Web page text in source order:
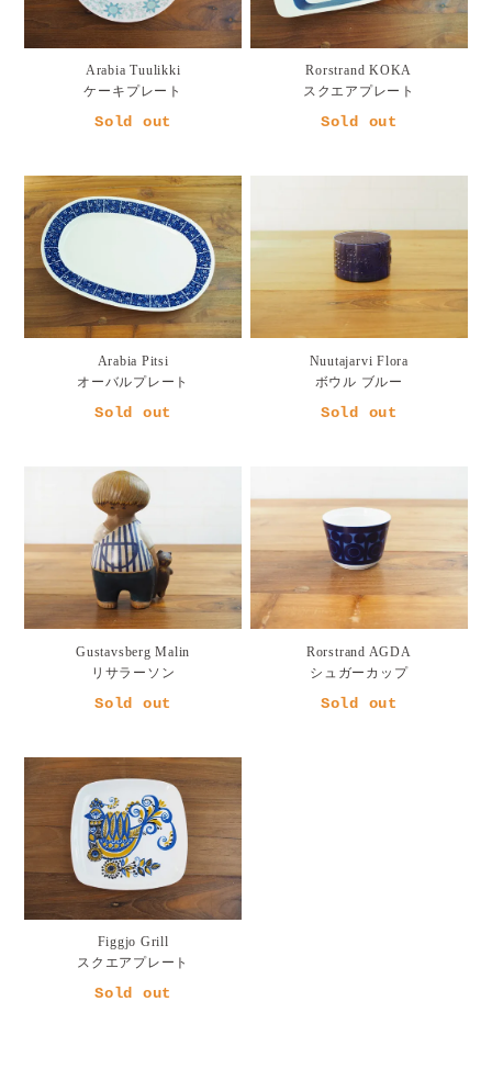
Arabia Tuulikki
ケーキプレート
Sold out
Rorstrand KOKA
スクエアプレート
Sold out
Arabia Pitsi
オーバルプレート
Sold out
Nuutajarvi Flora
ボウル ブルー
Sold out
Gustavsberg Malin
リサラーソン
Sold out
Rorstrand AGDA
シュガーカップ
Sold out
Figgjo Grill
スクエアプレート
Sold out